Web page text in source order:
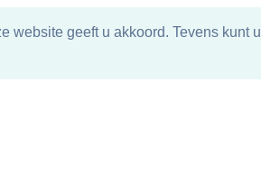
website geeft u akkoord. Tevens kunt u